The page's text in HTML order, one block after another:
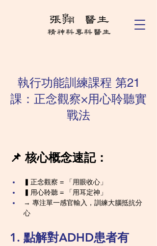
執行功能訓練課程 第21
課：正念觀察×用心聆聽實
戰法
📌 核心概念速記：
▍正念觀察 = 「用眼收心」
▍用心聆聽 = 「用耳定神」
→ 專注單一感官輸入，訓練大腦抵抗分
心
1. 點解對ADHD患者有